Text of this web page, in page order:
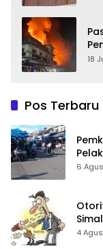
18
Pos Terbaru
6
4